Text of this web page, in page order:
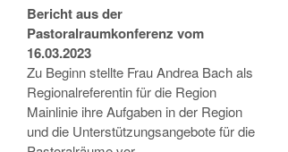
Bericht aus der
Pastoralraumkonferenz vom
16.03.2023
Zu Beginn stellte Frau Andrea Bach als
Regionalreferentin für die Region
Mainlinie ihre Aufgaben in der Region
und die Unterstützungsangebote für die